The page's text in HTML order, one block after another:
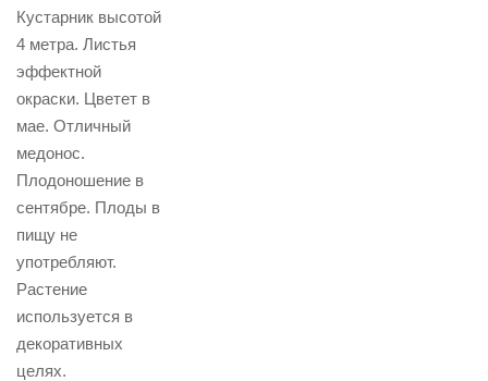
Кустарник высотой
4 метра. Листья
эффектной
окраски. Цветет в
мае. Отличный
медонос.
Плодоношение в
сентябре. Плоды в
пищу не
употребляют.
Растение
используется в
декоративных
целях.